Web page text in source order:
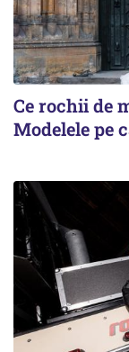
Ce rochii de
Modelele pe